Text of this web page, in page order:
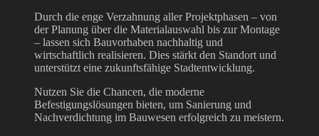
Durch die enge Verzahnung aller Projektphasen – von
der Planung über die Materialauswahl bis zur Montage
– lassen sich Bauvorhaben nachhaltig und
wirtschaftlich realisieren. Dies stärkt den Standort und
unterstützt eine zukunftsfähige Stadtentwicklung.
Nutzen Sie die Chancen, die moderne
Befestigungslösungen bieten, um Sanierung und
Nachverdichtung im Bauwesen erfolgreich zu meistern.